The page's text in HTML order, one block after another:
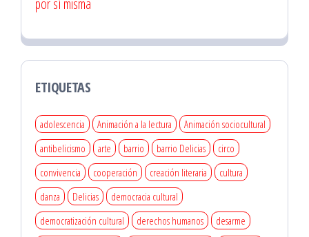
por sí misma
ETIQUETAS
adolescencia Animación a la lectura
Animación sociocultural
antibelicismo
arte barrio barrio Delicias
circo
convivencia
cooperación creación literaria
cultura
danza
Delicias
democracia cultural
democratización cultural
derechos humanos
desarme